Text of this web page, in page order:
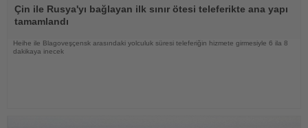
Oku
Çin ile Rusya'yı bağlayan ilk sınır ötesi teleferikte ana yapı
tamamlandı
Heihe ile Blagoveşçensk arasındaki yolculuk süresi teleferiğin hizmete girmesiyle 6 ila 8
dakikaya inecek